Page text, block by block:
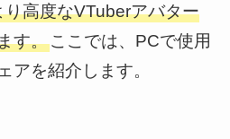
高度なVTuberアバター
す。ここでは、PCで使用
アを紹介します。